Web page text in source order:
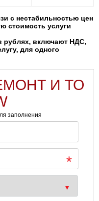
с нестабильностью цен
стоимость услуги
рублях, включают НДС,
для одного
И ТО
заполнения